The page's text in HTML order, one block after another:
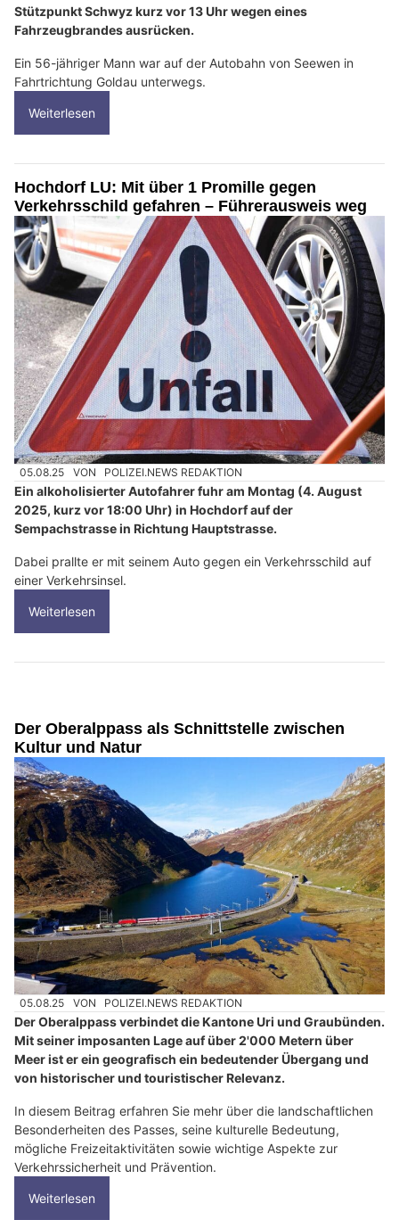
Stützpunkt Schwyz kurz vor 13 Uhr wegen eines
Fahrzeugbrandes ausrücken.
Ein 56-jähriger Mann war auf der Autobahn von Seewen in
Fahrtrichtung Goldau unterwegs.
Weiterlesen
Hochdorf LU: Mit über 1 Promille gegen
Verkehrsschild gefahren – Führerausweis weg
05.08.25 VON POLIZEI.NEWS REDAKTION
Ein alkoholisierter Autofahrer fuhr am Montag (4. August
2025, kurz vor 18:00 Uhr) in Hochdorf auf der
Sempachstrasse in Richtung Hauptstrasse.
Dabei prallte er mit seinem Auto gegen ein Verkehrsschild auf
einer Verkehrsinsel.
Weiterlesen
Der Oberalppass als Schnittstelle zwischen
Kultur und Natur
05.08.25 VON POLIZEI.NEWS REDAKTION
Der Oberalppass verbindet die Kantone Uri und Graubünden.
Mit seiner imposanten Lage auf über 2'000 Metern über
Meer ist er ein geografisch ein bedeutender Übergang und
von historischer und touristischer Relevanz.
In diesem Beitrag erfahren Sie mehr über die landschaftlichen
Besonderheiten des Passes, seine kulturelle Bedeutung,
mögliche Freizeitaktivitäten sowie wichtige Aspekte zur
Verkehrssicherheit und Prävention.
Weiterlesen